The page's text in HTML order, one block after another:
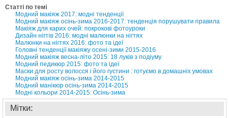
Статті по темі
Модний макіяж 2017: модні тенденції
Модний макіяж осінь-зима 2016-2017: тенденція порушувати правила
Макіяж для карих очей: покрокові фотоуроки
Дизайн нігтів 2016: модні малюнки на нігтях
Малюнки на нігтях 2016: фото та ідеї
Головні тенденції макіяжу осені-зими 2015-2016
Модний макіяж весна-літо 2015: 18 луків з подіуму
Модний педикюр 2015: фото та ідеї
Маски для росту волосся і його густини : готуємо в домашніх умовах
Модний макіяж осінь-зима 2014-2015
Модний манікюр осінь-зима 2014-2015
Модні кольори 2014-2015: Осінь-зима
Мітки: